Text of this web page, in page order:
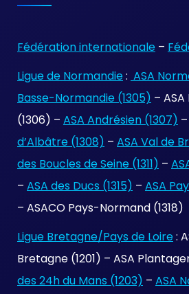
Fédération internationale –
Ligue de Normandie : ASA
Basse-Normandie (1305) –
(1306) – ASA Andrésien (1307) –
d’Albâtre (1308) – ASA Val de
des Boucles de Seine (1311) –
– ASA des Ducs (1315) – ASA
– ASACO Pays-Normand (1318)
Ligue Bretagne/Pays de Loire :
Bretagne (1201) – ASA
des 24h du Mans (1203) – ASA